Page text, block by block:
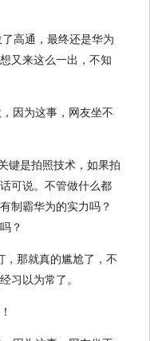
高通，最终还是华为
又来这么一出，不知
键是拍照技术，如果拍
可说。不管做什么都
制霸华为的实力吗？
？
，那就真的尴尬了，不
习以为常了。